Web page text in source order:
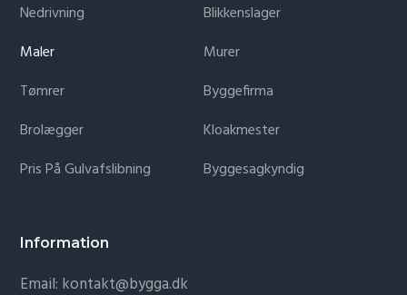
Nedrivning
Blikkenslager
Maler
Murer
Tømrer
Byggefirma
Brolægger
Kloakmester
Pris På Gulvafslibning
Byggesagkyndig
Information
Email: kontakt@bygga.dk